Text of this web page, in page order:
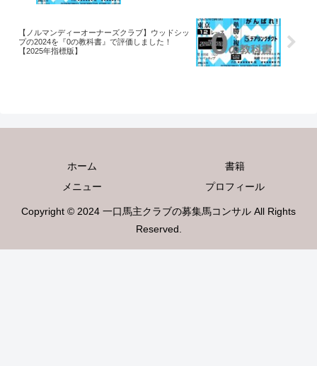
【ノルマンディーオーナーズクラブ】ウッドシッ
プの2024を『0の教科書』で評価しました！
【2025年指標版】
ホーム
書籍
メニュー
プロフィール
Copyright © 2024 一口馬主クラブの募集馬コンサル All Rights
Reserved.